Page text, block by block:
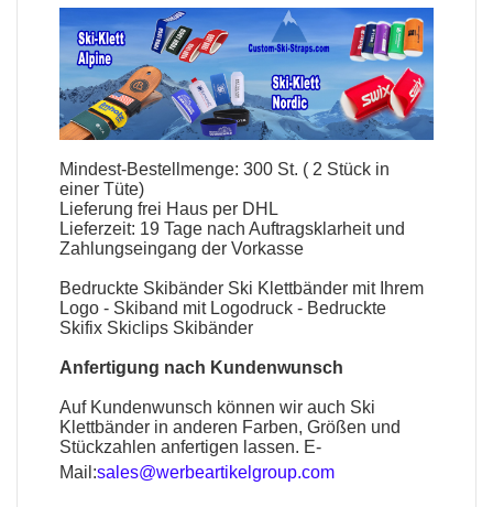
Mindest-Bestellmenge: 300 St. ( 2 Stück in
einer Tüte)
Lieferung frei Haus per DHL
Lieferzeit: 19 Tage nach Auftragsklarheit und
Zahlungseingang der Vorkasse
Bedruckte Skibänder Ski Klettbänder mit Ihrem
Logo - Skiband mit Logodruck - Bedruckte
Skifix Skiclips Skibänder
Anfertigung nach Kundenwunsch
Auf Kundenwunsch können wir auch Ski
Klettbänder in anderen Farben, Größen und
Stückzahlen anfertigen lassen. E-
Mail:sales@werbeartikelgroup.com